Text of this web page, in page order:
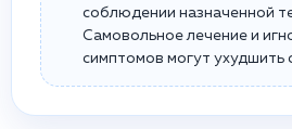
соблюдении назначенной
Самовольное лечение и
симптомов могут ухудшить